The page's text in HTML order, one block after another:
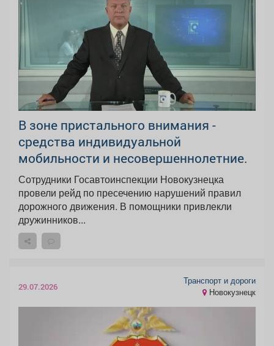
В зоне пристального внимания -
средства индивидуальной
мобильности и несовершеннолетние.
Сотрудники Госавтоинспекции Новокузнецка
провели рейд по пресечению нарушений правил
дорожного движения. В помощники привлекли
дружинников...
29.07.2026
Транспорт и дороги
Новокузнецк